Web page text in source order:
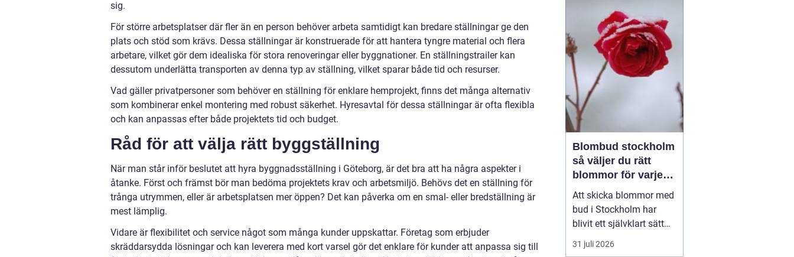
sig.
För större arbetsplatser där fler än en person behöver arbeta samtidigt kan bredare ställningar ge den
plats och stöd som krävs. Dessa ställningar är konstruerade för att hantera tyngre material och flera
arbetare, vilket gör dem idealiska för stora renoveringar eller byggnationer. En ställningstrailer kan
dessutom underlätta transporten av denna typ av ställning, vilket sparar både tid och resurser.
Vad gäller privatpersoner som behöver en ställning för enklare hemprojekt, finns det många alternativ
som kombinerar enkel montering med robust säkerhet. Hyresavtal för dessa ställningar är ofta flexibla
och kan anpassas efter både projektets tid och budget.
Råd för att välja rätt byggställning
När man står inför beslutet att hyra byggnadsställning i Göteborg, är det bra att ha några aspekter i
åtanke. Först och främst bör man bedöma projektets krav och arbetsmiljö. Behövs det en ställning för
trånga utrymmen, eller är arbetsplatsen mer öppen? Det kan påverka om en smal- eller bredställning är
mest lämplig.
Vidare är flexibilitet och service något som många kunder uppskattar. Företag som erbjuder
skräddarsydda lösningar och kan leverera med kort varsel gör det enklare för kunder att anpassa sig till
känns fel. Ge...
Blombud stockholm
så väljer du rätt
blommor för varje
tillfälle
Att skicka blommor med
bud i Stockholm har
blivit ett självklart sätt
att visa omtanke, fira
stora händelser eller
31 juli 2026